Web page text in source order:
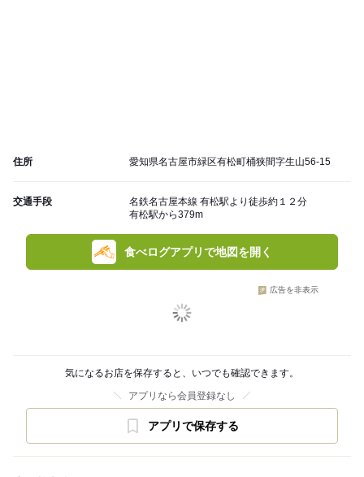
住所 愛知県名古屋市緑区有松町桶狭間字生山56-15
交通手段
名鉄名古屋本線 有松駅より徒歩約１２分
有松駅から379m
食べログアプリで地図を開く
広告を非表示
気になるお店を保存すると、いつでも確認できます。
アプリなら会員登録なし
アプリで保存する